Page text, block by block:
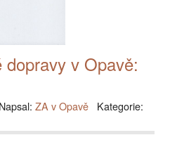
v Opavě:
ZA v Opavě Kategorie: